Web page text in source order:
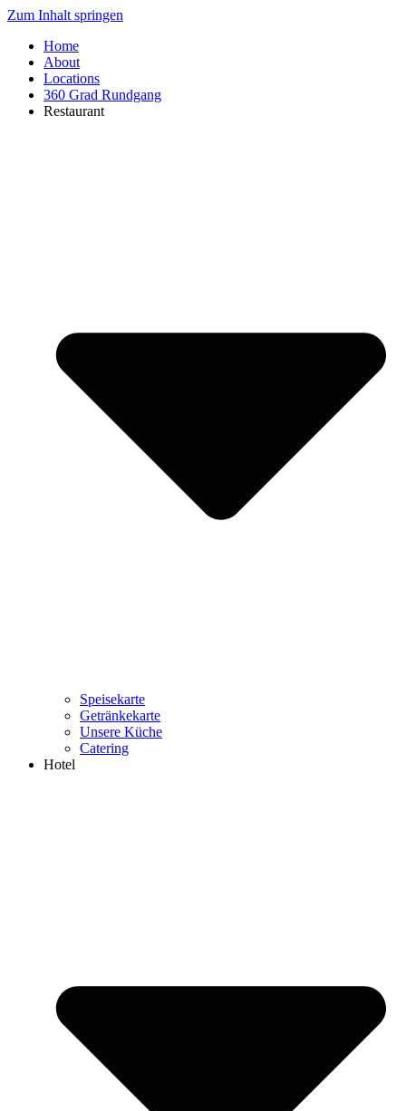
Zum Inhalt springen
Home
About
Locations
360 Grad Rundgang
Restaurant
Speisekarte
Getränkekarte
Unsere Küche
Catering
Hotel